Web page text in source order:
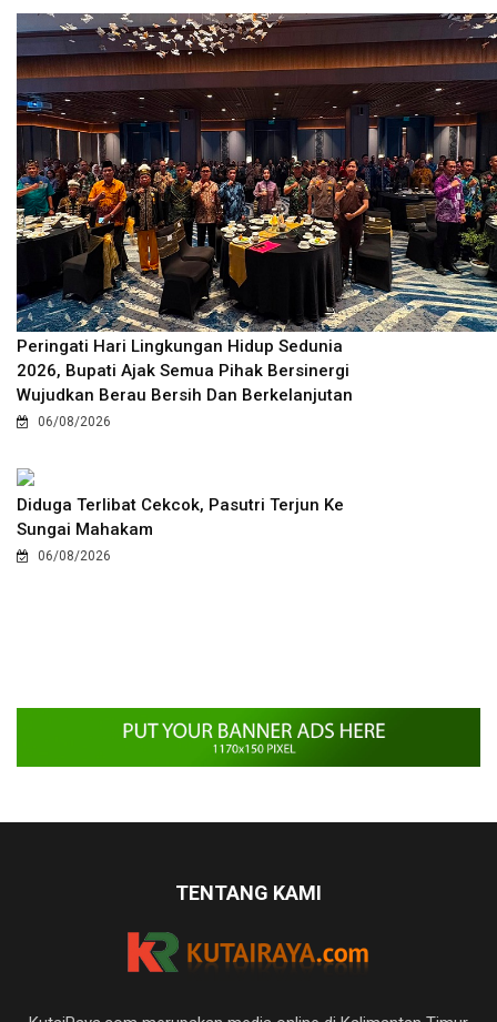
Peringati Hari Lingkungan Hidup Sedunia
2026, Bupati Ajak Semua Pihak Bersinergi
Wujudkan Berau Bersih Dan Berkelanjutan
06/08/2026
Diduga Terlibat Cekcok, Pasutri Terjun Ke
Sungai Mahakam
06/08/2026
TENTANG KAMI